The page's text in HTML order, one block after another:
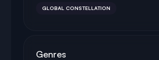
GLOBAL CONSTELLATION
Genres